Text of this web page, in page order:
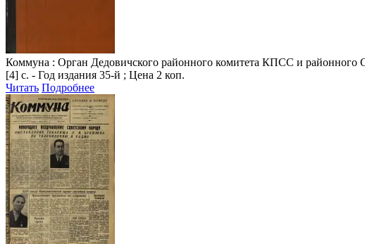
Коммуна : Орган Дедовичского районного комитета КПСС и районного
[4] с. - Год издания 35-й ; Цена 2 коп.
Читать Подробнее